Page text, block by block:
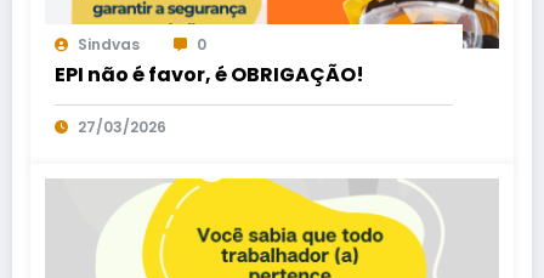
Sindvas 0
EPI não é favor, é OBRIGAÇÃO!
27/03/2026